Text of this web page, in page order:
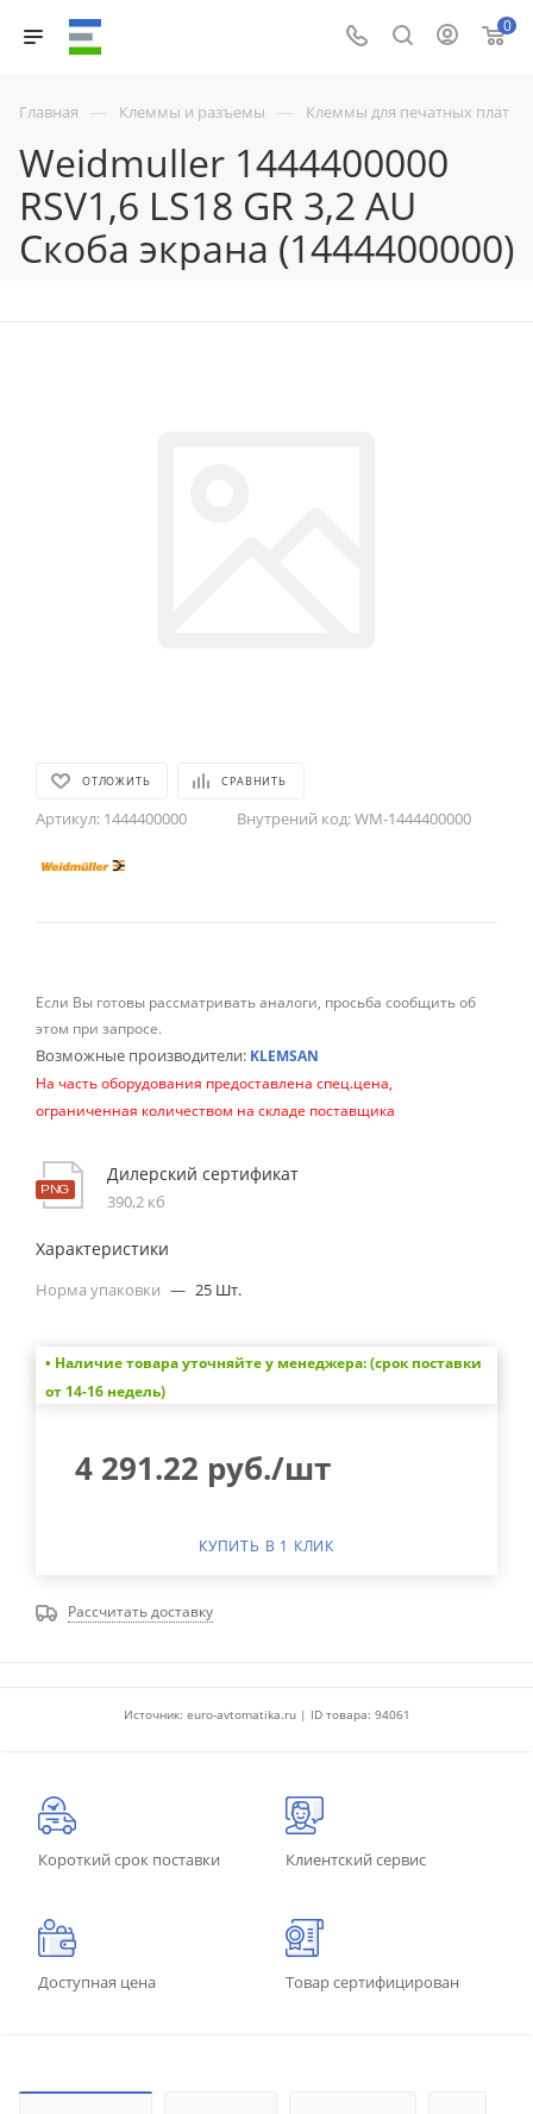
0
Главная — Клеммы и разъемы — Клеммы для печатных плат
Weidmuller 1444400000
RSV1,6 LS18 GR 3,2 AU
Скоба экрана (1444400000)
ОТЛОЖИТЬ СРАВНИТЬ
Артикул: 1444400000 Внутрений код:WM-1444400000
Если Вы готовы рассматривать аналоги, просьба сообщить об
этом при запросе.
Возможные производители: KLEMSAN
На часть оборудования предоставлена спец.цена,
ограниченная количеством на складе поставщика
Дилерский сертификат
390,2 кб
Характеристики
Норма упаковки — 25 Шт.
• Наличие товара уточняйте у менеджера: (срок поставки
от 14-16 недель)
4 291.22 руб./шт
КУПИТЬ В 1 КЛИК
Рассчитать доставку
Источник: euro-avtomatika.ru | ID товара: 94061
Короткий срок поставки Клиентский сервис
Доступная цена Товар сертифицирован